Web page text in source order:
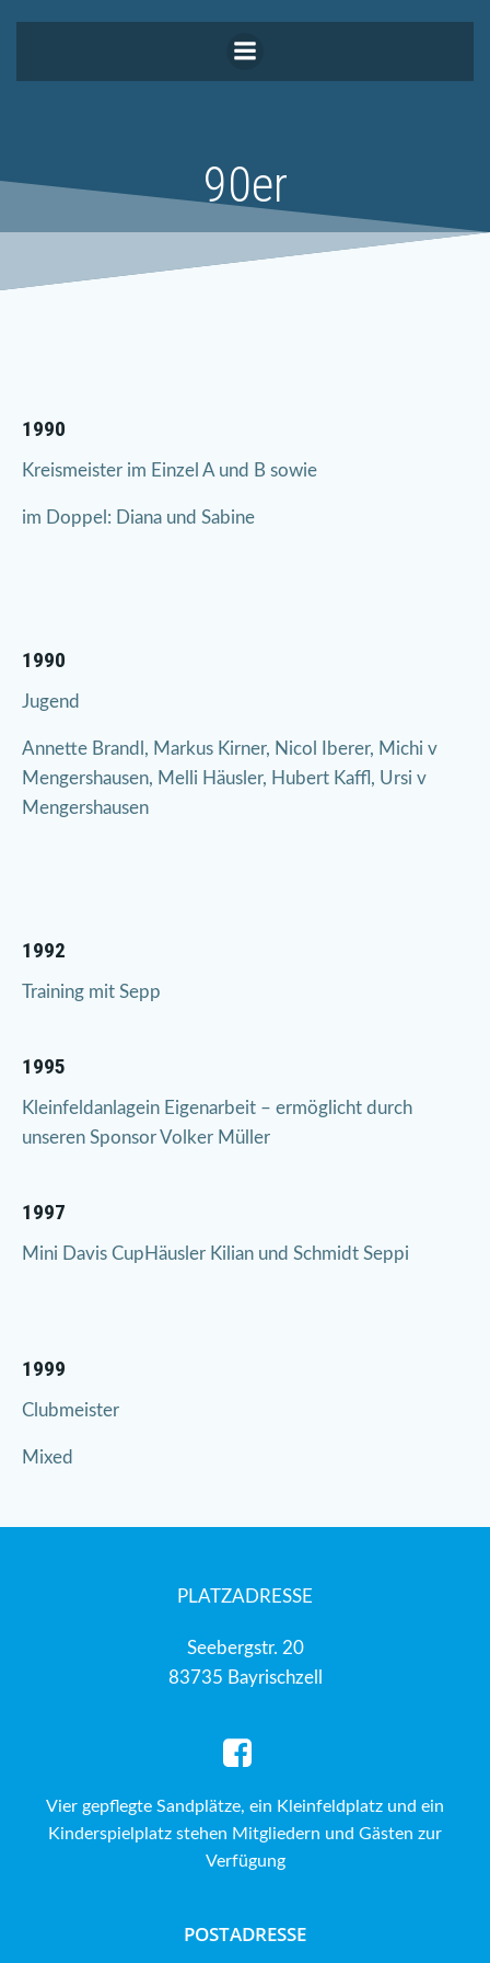
Inhalt
90er
1990
Kreismeister im Einzel A und B sowie
im Doppel: Diana und Sabine
1990
Jugend
Annette Brandl, Markus Kirner, Nicol Iberer, Michi v
Mengershausen, Melli Häusler, Hubert Kaffl, Ursi v
Mengershausen
1992
Training mit Sepp
1995
Kleinfeldanlagein Eigenarbeit – ermöglicht durch
unseren Sponsor Volker Müller
1997
Mini Davis CupHäusler Kilian und Schmidt Seppi
1999
Clubmeister
Mixed
PLATZADRESSE
Seebergstr. 20
83735 Bayrischzell
Vier gepflegte Sandplätze, ein Kleinfeldplatz und ein
Kinderspielplatz stehen Mitgliedern und Gästen zur
Verfügung
POSTADRESSE